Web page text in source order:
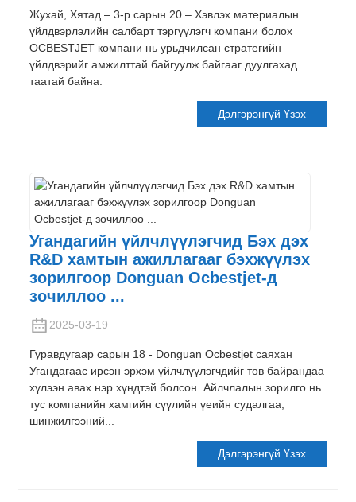
Жухай, Хятад – 3-р сарын 20 – Хэвлэх материалын
үйлдвэрлэлийн салбарт тэргүүлэгч компани болох
OCBESTJET компани нь урьдчилсан стратегийн
үйлдвэрийг амжилттай байгуулж байгааг дуулгахад
таатай байна.
Дэлгэрэнгүй Үзэх
Угандагийн үйлчлүүлэгчид Бэх дэх
R&D хамтын ажиллагааг бэхжүүлэх
зорилгоор Donguan Ocbestjet-д
зочиллоо ...
2025-03-19
Гуравдугаар сарын 18 - Donguan Ocbestjet саяхан
Угандагаас ирсэн эрхэм үйлчлүүлэгчдийг төв байрандаа
хүлээн авах нэр хүндтэй болсон. Айлчлалын зорилго нь
тус компанийн хамгийн сүүлийн үеийн судалгаа,
шинжилгээний...
Дэлгэрэнгүй Үзэх